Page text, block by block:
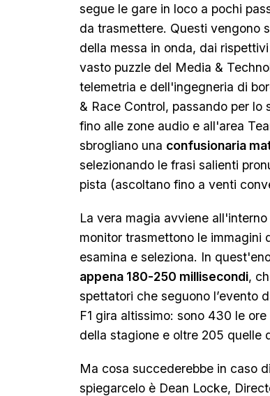
segue le gare in loco a pochi
da trasmettere. Questi vengono
della messa in onda, dai
vasto puzzle del Media &
telemetria e dell'ingegneria di
& Race Control, passando per
fino alle zone audio e all'area
sbrogliano una confusionaria
selezionando le frasi salienti
pista (ascoltano fino a venti
La vera magia avviene
monitor trasmettono le immagini
esamina e seleziona. In
appena 180-250 millisecondi,
spettatori che seguono l’evento
F1 gira altissimo: sono 430 le
della stagione e oltre 205 quelle
Ma cosa succederebbe in caso
spiegarcelo è Dean Locke,